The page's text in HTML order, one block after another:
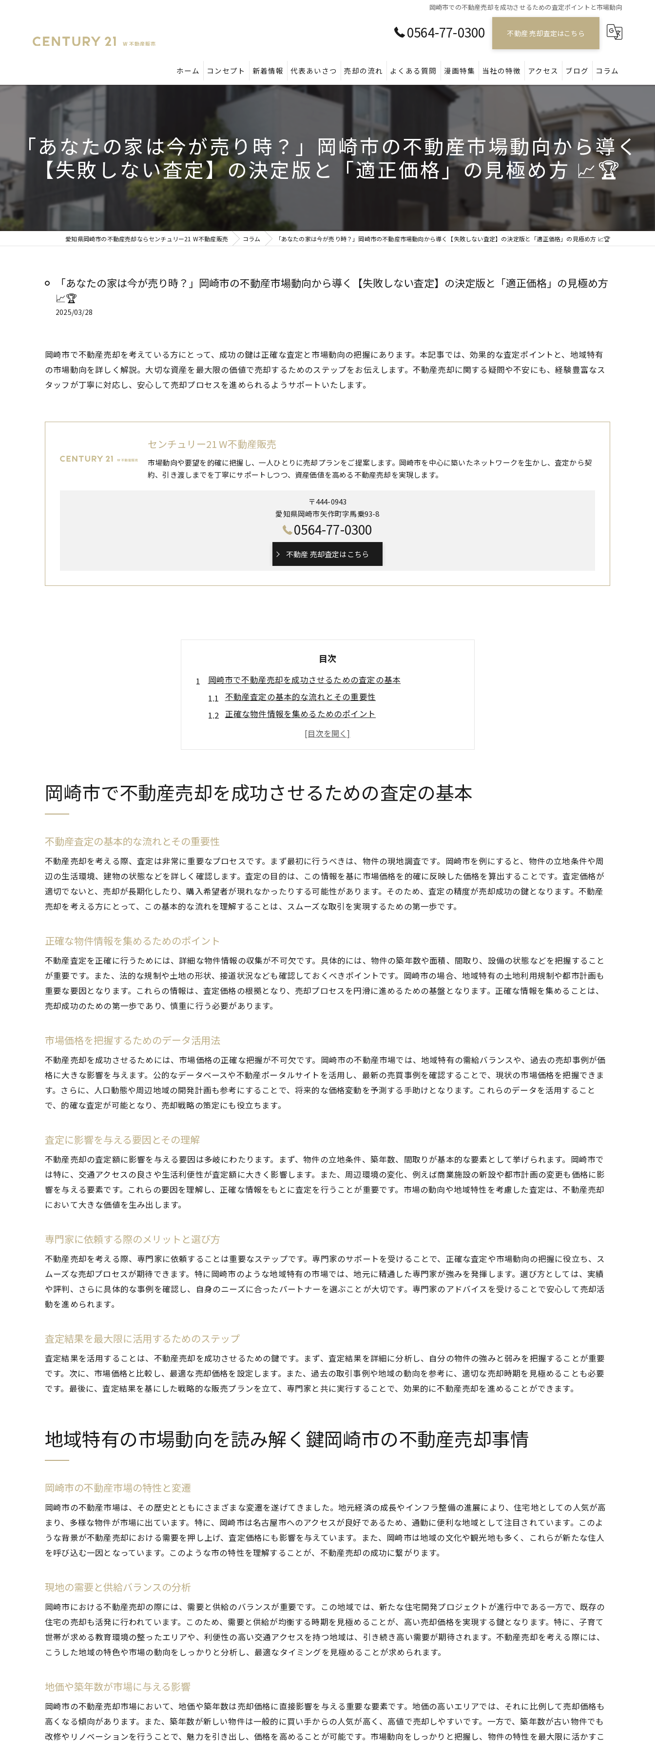
岡崎市での不動産売却を成功させるための査定ポイントと市場動向
0564-77-0300 不動産 売却査定はこちら
ホーム コンセプト 新着情報 代表あいさつ 売却の流れ よくある質問 漫画特集 当社の特徴
アパート
土地
アクセス ブログ コラム
「あなたの家は今が売り時？」岡崎市の不動産市場動向から導く
【失敗しない査定】の決定版と「適正価格」の見極め方 📈🏆
愛知県岡崎市の不動産売却ならセンチュリー21 W不動産販売 コラム 「あなたの家は今が売り時？」岡崎市の不動産市場動向から導く【失敗しない査定】の決定版と「適正価格」の見極め方 📈🏆
「あなたの家は今が売り時？」岡崎市の不動産市場動向から導く【失敗しない査定】の決定版と「適正価格」の見極め方
📈🏆
2025/03/28
岡崎市で不動産売却を考えている方にとって、成功の鍵は正確な査定と市場動向の把握にあります。本記事では、効果的な査定ポイントと、地域特有
の市場動向を詳しく解説。大切な資産を最大限の価値で売却するためのステップをお伝えします。不動産売却に関する疑問や不安にも、経験豊富なス
タッフが丁寧に対応し、安心して売却プロセスを進められるようサポートいたします。
センチュリー21 W不動産販売
市場動向や要望を的確に把握し、一人ひとりに売却プランをご提案します。岡崎市を中心に築いたネットワークを生かし、査定から契
約、引き渡しまでを丁寧にサポートしつつ、資産価値を高める不動産売却を実現します。
〒444-0943
愛知県岡崎市矢作町字馬乗93-8
0564-77-0300
不動産 売却査定はこちら
目次
岡崎市で不動産売却を成功させるための査定の基本
不動産査定の基本的な流れとその重要性
正確な物件情報を集めるためのポイント
市場価格を把握するためのデータ活用法
査定に影響を与える要因とその理解
査定結果を最大限に活用するためのステップ
地域特有の市場動向を読み解く鍵岡崎市の不動産売却事情
地域特有の売却成功事例の紹介
今後の市場動向を予測するための指針
地域密着型の情報収集の重要性
岡崎市での成功事例から学ぶ査定のコツ
プロの視点で見る査定と市場のリンク
市場分析を活用した効果的な売却戦略
岡崎市での不動産売却サポート安心して進めるためのステップ
不動産会社選びの重要性とその基準
初めての売却でも安心のサポート内容
契約手続きの流れとその注意点
売却後のフォローアップ体制について
資産価値を引き出すための査定と市場分析の重要性
資産価値を最大化するための査定方法
市場分析がもたらす売却の成功確率向上
査定と市場分析を活用した資産運用の展望
不動産売却プロセスの流れと岡崎市での実践例
売却プロセスの全体像とそのステップ
地元特有の事情に対応したプロセス調整
実例から学ぶ効果的な売却活動の進め方
売却後の手続きとアフターサポート
経験豊富なスタッフが教える岡崎市での不動産売却の成功ポイント
岡崎市の市場に精通したスタッフの役割
顧客のニーズを第一に考えたサポート方法
岡崎市での不動産売却査定から売却完了までのサポート体制
査定から売却まで一貫したサポート内容
売却完了までのトータルサポートの流れ
安心感を提供するためのサポート方針
お客様の声に基づいたサービス改善
岡崎市で不動産売却を成功させるための査定の基本
不動産査定の基本的な流れとその重要性
不動産売却を考える際、査定は非常に重要なプロセスです。まず最初に行うべきは、物件の現地調査です。岡崎市を例にすると、物件の立地条件や周
辺の生活環境、建物の状態などを詳しく確認します。査定の目的は、この情報を基に市場価格を的確に反映した価格を算出することです。査定価格が
適切でないと、売却が長期化したり、購入希望者が現れなかったりする可能性があります。そのため、査定の精度が売却成功の鍵となります。不動産
売却を考える方にとって、この基本的な流れを理解することは、スムーズな取引を実現するための第一歩です。
正確な物件情報を集めるためのポイント
不動産査定を正確に行うためには、詳細な物件情報の収集が不可欠です。具体的には、物件の築年数や面積、間取り、設備の状態などを把握すること
が重要です。また、法的な規制や土地の形状、接道状況なども確認しておくべきポイントです。岡崎市の場合、地域特有の土地利用規制や都市計画も
重要な要因となります。これらの情報は、査定価格の根拠となり、売却プロセスを円滑に進めるための基盤となります。正確な情報を集めることは、
売却成功のための第一歩であり、慎重に行う必要があります。
市場価格を把握するためのデータ活用法
不動産売却を成功させるためには、市場価格の正確な把握が不可欠です。岡崎市の不動産市場では、地域特有の需給バランスや、過去の売却事例が価
格に大きな影響を与えます。公的なデータベースや不動産ポータルサイトを活用し、最新の売買事例を確認することで、現状の市場価格を把握できま
す。さらに、人口動態や周辺地域の開発計画も参考にすることで、将来的な価格変動を予測する手助けとなります。これらのデータを活用すること
で、的確な査定が可能となり、売却戦略の策定にも役立ちます。
査定に影響を与える要因とその理解
不動産売却の査定額に影響を与える要因は多岐にわたります。まず、物件の立地条件、築年数、間取りが基本的な要素として挙げられます。岡崎市で
は特に、交通アクセスの良さや生活利便性が査定額に大きく影響します。また、周辺環境の変化、例えば商業施設の新設や都市計画の変更も価格に影
響を与える要素です。これらの要因を理解し、正確な情報をもとに査定を行うことが重要です。市場の動向や地域特性を考慮した査定は、不動産売却
において大きな価値を生み出します。
専門家に依頼する際のメリットと選び方
不動産売却を考える際、専門家に依頼することは重要なステップです。専門家のサポートを受けることで、正確な査定や市場動向の把握に役立ち、ス
ムーズな売却プロセスが期待できます。特に岡崎市のような地域特有の市場では、地元に精通した専門家が強みを発揮します。選び方としては、実績
や評判、さらに具体的な事例を確認し、自身のニーズに合ったパートナーを選ぶことが大切です。専門家のアドバイスを受けることで安心して売却活
動を進められます。
査定結果を最大限に活用するためのステップ
査定結果を活用することは、不動産売却を成功させるための鍵です。まず、査定結果を詳細に分析し、自分の物件の強みと弱みを把握することが重要
です。次に、市場価格と比較し、最適な売却価格を設定します。また、過去の取引事例や地域の動向を参考に、適切な売却時期を見極めることも必要
です。最後に、査定結果を基にした戦略的な販売プランを立て、専門家と共に実行することで、効果的に不動産売却を進めることができます。
地域特有の市場動向を読み解く鍵岡崎市の不動産売却事情
岡崎市の不動産市場の特性と変遷
岡崎市の不動産市場は、その歴史とともにさまざまな変遷を遂げてきました。地元経済の成長やインフラ整備の進展により、住宅地としての人気が高
まり、多様な物件が市場に出ています。特に、岡崎市は名古屋市へのアクセスが良好であるため、通勤に便利な地域として注目されています。このよ
うな背景が不動産売却における需要を押し上げ、査定価格にも影響を与えています。また、岡崎市は地域の文化や観光地も多く、これらが新たな住人
を呼び込む一因となっています。このような市の特性を理解することが、不動産売却の成功に繋がります。
現地の需要と供給バランスの分析
岡崎市における不動産売却の際には、需要と供給のバランスが重要です。この地域では、新たな住宅開発プロジェクトが進行中である一方で、既存の
住宅の売却も活発に行われています。このため、需要と供給が均衡する時期を見極めることが、高い売却価格を実現する鍵となります。特に、子育て
世帯が求める教育環境の整ったエリアや、利便性の高い交通アクセスを持つ地域は、引き続き高い需要が期待されます。不動産売却を考える際には、
こうした地域の特色や市場の動向をしっかりと分析し、最適なタイミングを見極めることが求められます。
地価や築年数が市場に与える影響
岡崎市の不動産売却市場において、地価や築年数は売却価格に直接影響を与える重要な要素です。地価の高いエリアでは、それに比例して売却価格も
高くなる傾向があります。また、築年数が新しい物件は一般的に買い手からの人気が高く、高値で売却しやすいです。一方で、築年数が古い物件でも
改修やリノベーションを行うことで、魅力を引き出し、価格を高めることが可能です。市場動向をしっかりと把握し、物件の特性を最大限に活かすこ